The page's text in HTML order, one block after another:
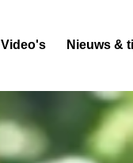
Video's Nieuws &